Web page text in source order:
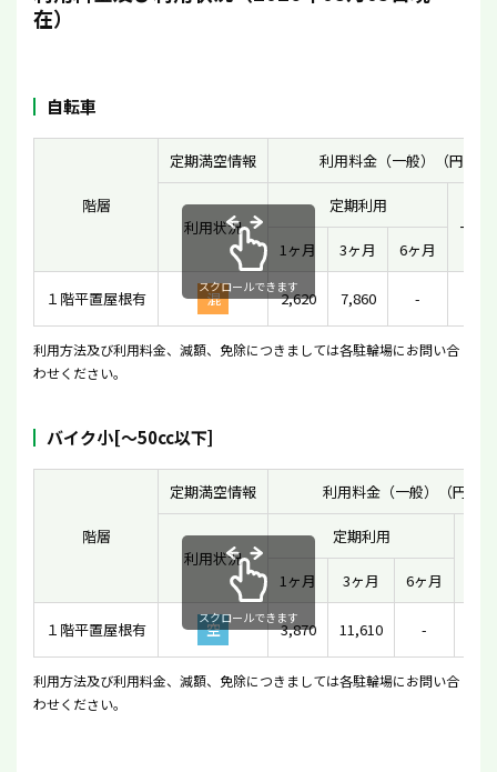
在）
自転車
階層
定期満空情報 利用料金（一般）（円）
利用状況
定期利用
一時
1ヶ月
3ヶ月 6ヶ月
１階平置屋根有 混 2,620 7,860 -
スクロールできます
利用方法及び利用料金、減額、免除につきましては各駐輪場にお問い合
わせください。
バイク小[〜50cc以下]
階層
定期満空情報 利用料金（一般）（円）
利用状況
定期利用
1ヶ月
3ヶ月 6ヶ月
１階平置屋根有 空 3,870 11,610 -
スクロールできます
利用方法及び利用料金、減額、免除につきましては各駐輪場にお問い合
わせください。